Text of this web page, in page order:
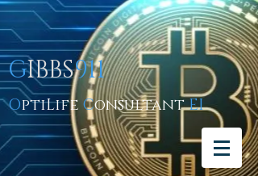
GIBBS911
OptiLife ConsultantEI